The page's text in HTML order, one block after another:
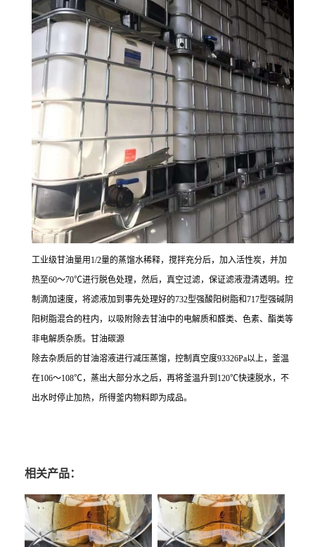
工业级甘油量用1/2量的蒸馏水稀释，搅拌充分后，加入活性炭，并加
热至60～70℃进行脱色处理，然后，真空过滤，保证滤液澄清透明。控
制滴加速度，将滤液加到事先处理好的732型强酸阳树脂和717型强碱阴
阳树脂混合的柱内，以吸附除去甘油中的电解质和醛类、色素、酯类等
非电解质杂质。甘油碳源
除去杂质后的甘油溶液进行减压蒸馏，控制真空度93326Pa以上，釜温
在106～108℃，蒸出大部分水之后，再将釜温升到120℃快速脱水，不
出水时停止加热，所得釜内物料即为成品。
相关产品：